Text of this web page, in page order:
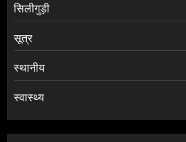
सिलीगुड़ी
सूत्र
स्थानीय
स्वास्थ्य